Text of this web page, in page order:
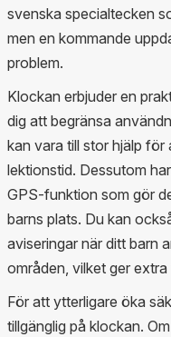
svenska specialtecken
men en kommande
problem.
Klockan erbjuder en
dig att begränsa
kan vara till stor hjälp
lektionstid. Dessutom
GPS-funktion som gör
barns plats. Du kan
aviseringar när ditt barn
områden, vilket ger
För att ytterligare öka
tillgänglig på klockan.